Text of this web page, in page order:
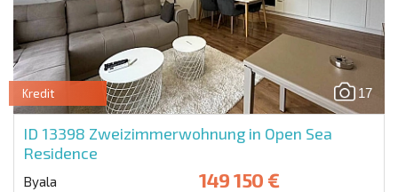
17
Kredit
ID 13398 Zweizimmerwohnung in Open Sea
Residence
Byala 149 150 €